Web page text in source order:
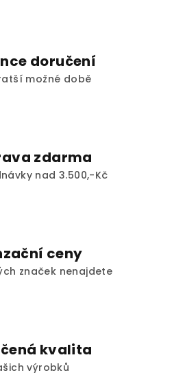
p
r
ý
p
doručení
možné době
zdarma
nad 3.500,-Kč
ceny
značek nenajdete
kvalita
výrobků